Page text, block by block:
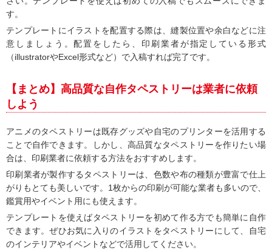
す。
テンプレートにイラストを配置する際は、縫製位置や余白などに注
意しましょう。配置をしたら、印刷業者が指定している形式
（illustratorやExcel形式など）で入稿すれば完了です。
【まとめ】高品質な自作タペストリーは業者に依頼
しよう
アニメのタペストリーは既存グッズや自宅のプリンターを活用する
ことで自作できます。しかし、高品質なタペストリーを作りたい場
合は、印刷業者に依頼する方法をおすすめします。
印刷業者が製作するタペストリーは、色数や布の種類が豊富で仕上
がりもとても美しいです。1枚からの印刷が可能な業者も多いので、
鑑賞用やイベント用にも使えます。
テンプレートを使えばタペストリーを初めて作る方でも簡単に自作
できます。ぜひお気に入りのイラストをタペストリーにして、自宅
のインテリアやイベントなどで活用してください。